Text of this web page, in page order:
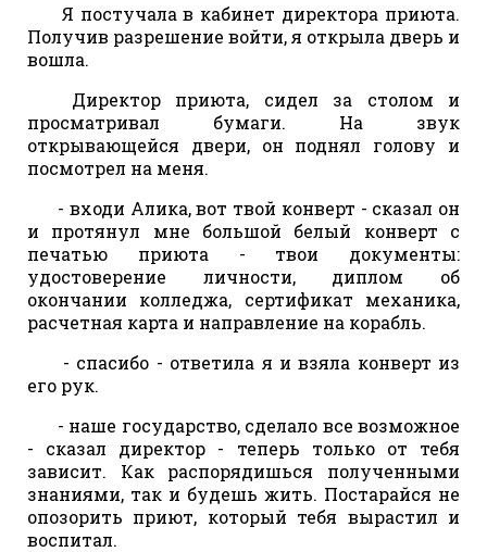
Я постучала в кабинет директора приюта.
Получив разрешение войти, я открыла дверь и
вошла.
Директор приюта, сидел за столом и
просматривал бумаги. На звук
открывающейся двери, он поднял голову и
посмотрел на меня.
- входи Алика, вот твой конверт - сказал он
и протянул мне большой белый конверт с
печатью приюта - твои документы:
удостоверение личности, диплом об
окончании колледжа, сертификат механика,
расчетная карта и направление на корабль.
- спасибо - ответила я и взяла конверт из
его рук.
- наше государство, сделало все возможное
- сказал директор - теперь только от тебя
зависит. Как распорядишься полученными
знаниями, так и будешь жить. Постарайся не
опозорить приют, который тебя вырастил и
воспитал.